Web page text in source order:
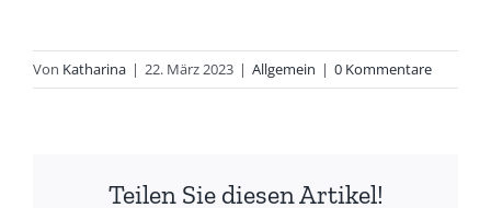
Von Katharina | 22. März 2023 | Allgemein | 0 Kommentare
Teilen Sie diesen Artikel!